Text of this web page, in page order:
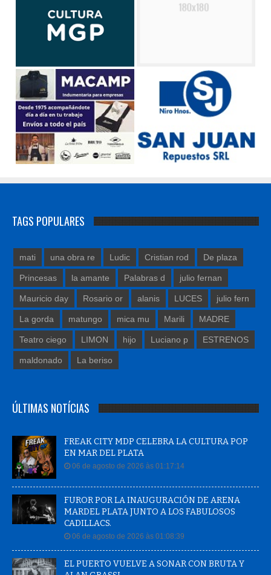
TAGS POPULARES
mati una obra re Ludic Cristian rod De plaza
Princesas la amante Palabras d julio fernan
Mauricio day Rosario or alanis LUCES julio fern
La gorda matungo mica mu Marili MADRE
Teatro ciego LIMON hijo Luciano p ESTRENOS
maldonado La beriso
ÚLTIMAS NOTÍCIAS
FREAK CITY MDP CELEBRA LA CULTURA POP
EN MAR DEL PLATA
06 de agosto de 2026 às 01:17:14
FUROR POR LA INAUGURACIÓN DE ARENA
MARDEL PLATA JUNTO A LOS FABULOSOS
CADILLACS.
06 de agosto de 2026 às 01:08:39
EL PUERTO VUELVE A SONAR CON BRUTA Y